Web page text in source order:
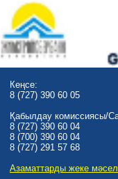
Кеңсе:
8 (727) 390 60 05
Қабылдау комиссиясы/
8 (727) 390 60 04
8 (700) 390 60 04
8 (727) 291 57 68
Азаматтарды жеке